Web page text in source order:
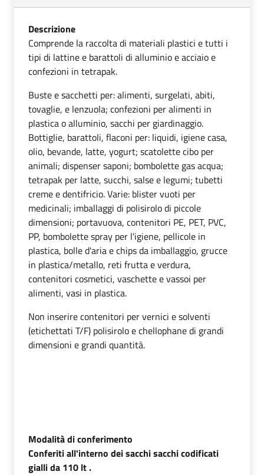
Descrizione
Comprende la raccolta di materiali plastici e tutti i
tipi di lattine e barattoli di alluminio e acciaio e
confezioni in tetrapak.
Buste e sacchetti per: alimenti, surgelati, abiti,
tovaglie, e lenzuola; confezioni per alimenti in
plastica o alluminio, sacchi per giardinaggio.
Bottiglie, barattoli, flaconi per: liquidi, igiene casa,
olio, bevande, latte, yogurt; scatolette cibo per
animali; dispenser saponi; bombolette gas acqua;
tetrapak per latte, succhi, salse e legumi; tubetti
creme e dentifricio. Varie: blister vuoti per
medicinali; imballaggi di polisirolo di piccole
dimensioni; portavuova, contenitori PE, PET, PVC,
PP, bombolette spray per l'igiene, pellicole in
plastica, bolle d'aria e chips da imballaggio, grucce
in plastica/metallo, reti frutta e verdura,
contenitori cosmetici, vaschette e vassoi per
alimenti, vasi in plastica.
Non inserire contenitori per vernici e solventi
(etichettati T/F) polisirolo e chellophane di grandi
dimensioni e grandi quantità.
Modalità di conferimento
Conferiti all'interno dei sacchi sacchi codificati
gialli da 110 lt .